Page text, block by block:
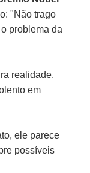
"Não trago
problema da
realidade.
em
ele parece
possíveis